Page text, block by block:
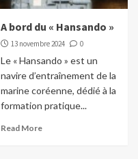
A bord du « Hansando »
13 novembre 2024 0
Le « Hansando » est un
navire d’entraînement de la
marine coréenne, dédié à la
formation pratique...
Read More